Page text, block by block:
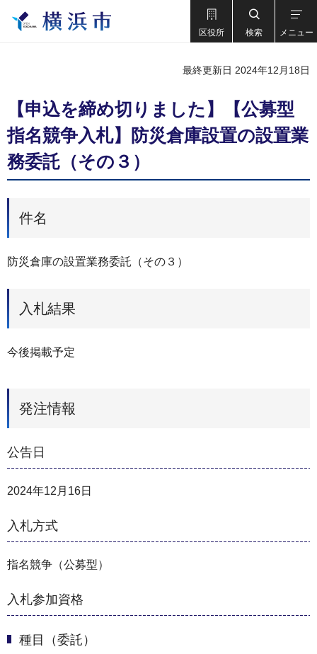
区役所 検索 メニュー
最終更新日 2024年12月18日
【申込を締め切りました】【公募型
指名競争入札】防災倉庫設置の設置業
務委託（その３）
件名
防災倉庫の設置業務委託（その３）
入札結果
今後掲載予定
発注情報
公告日
2024年12月16日
入札方式
指名競争（公募型）
入札参加資格
種目（委託）